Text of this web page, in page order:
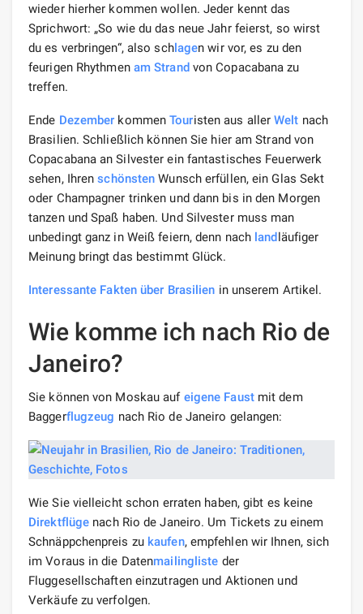
wieder hierher kommen wollen. Jeder kennt das
Sprichwort: „So wie du das neue Jahr feierst, so wirst
du es verbringen“, also schlagen wir vor, es zu den
feurigen Rhythmen am Strandvon Copacabana zu
treffen.
Ende Dezember kommenTouristen aus allerWelt nach
Brasilien. Schließlich können Sie hier am Strand von
Copacabana an Silvester ein fantastisches Feuerwerk
sehen, Ihrenschönsten Wunsch erfüllen, ein Glas Sekt
oder Champagner trinken und dann bis in den Morgen
tanzen und Spaß haben. Und Silvester muss man
unbedingt ganz in Weiß feiern, denn nach landläufiger
Meinung bringt das bestimmt Glück.
Interessante Fakten über Brasilien in unserem Artikel.
Wie komme ich nach Rio de
Janeiro?
Sie können von Moskau auf eigene Faustmit dem
Baggerflugzeug nach Rio de Janeiro gelangen:
Wie Sie vielleicht schon erraten haben, gibt es keine
Direktflüge nach Rio de Janeiro. Um Tickets zu einem
Schnäppchenpreis zu kaufen, empfehlen wir Ihnen, sich
im Voraus in die Datenmailingliste der
Fluggesellschaften einzutragen und Aktionen und
Verkäufe zu verfolgen.